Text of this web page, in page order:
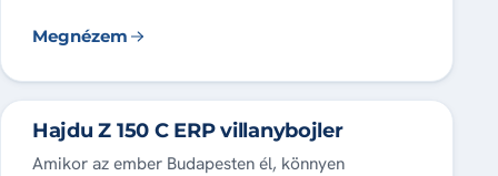
Megnézem
Hajdu Z 150 C ERP villanybojler
Amikor az ember Budapesten él, könnyen